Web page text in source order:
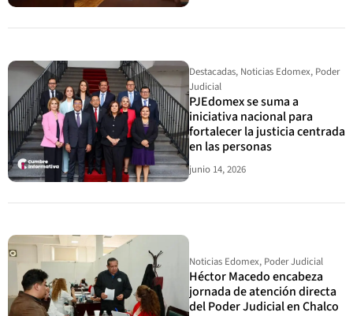
Destacadas, Noticias Edomex, Poder
Judicial
PJEdomex se suma a
iniciativa nacional para
fortalecer la justicia centrada
en las personas
junio 14, 2026
Noticias Edomex, Poder Judicial
Héctor Macedo encabeza
jornada de atención directa
del Poder Judicial en Chalco